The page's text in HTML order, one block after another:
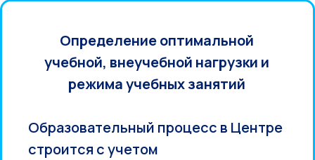
Определение оптимальной
учебной, внеучебной нагрузки и
режима учебных занятий
Образовательный процесс в Центре
строится с учетом